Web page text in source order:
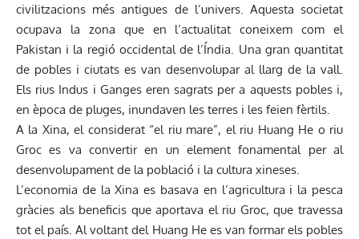
civilitzacions més antigues de l’univers. Aquesta societat
ocupava la zona que en l’actualitat coneixem com el
Pakistan i la regió occidental de l’Índia. Una gran quantitat
de pobles i ciutats es van desenvolupar al llarg de la vall.
Els rius Indus i Ganges eren sagrats per a aquests pobles i,
en època de pluges, inundaven les terres i les feien fèrtils.
A la Xina, el considerat “el riu mare”, el riu Huang He o riu
Groc es va convertir en un element fonamental per al
desenvolupament de la població i la cultura xineses.
L’economia de la Xina es basava en l’agricultura i la pesca
gràcies als beneficis que aportava el riu Groc, que travessa
tot el país. Al voltant del Huang He es van formar els pobles